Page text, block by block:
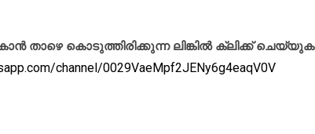
താഴെ കൊടുത്തിരിക്കുന്ന ലിങ്കിൽ ക്ലിക്ക് ചെയ്യുക
channel/0029VaeMpf2JENy6g4eaqV0V